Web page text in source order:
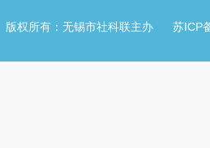
版权所有：无锡市社科联主办 苏ICP